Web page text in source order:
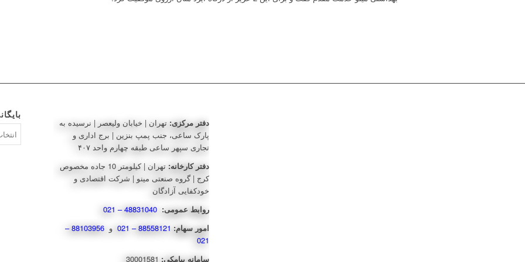
دفتر مرکزی: تهران | خیابان ولیعصر | نرسیده به
پارک ساعی، جنب پمپ بنزین | برج اداری و
تجاری سپهر ساعی طبقه چهارم واحد ۴۰۷
دفتر کارخانه:
تهران | کیلومتر 10 جاده مخصوص
کرج | گروه صنعتی مینو | شرکت اقتصادی و
خودکفایی آزادگان
روابط عمومی:
امور سهام: 88558121 – 021 و
88103956 –
021
سامانه پیامکی: